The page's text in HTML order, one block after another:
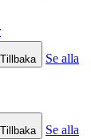
Tillbaka
Se alla
Tillbaka
Se alla